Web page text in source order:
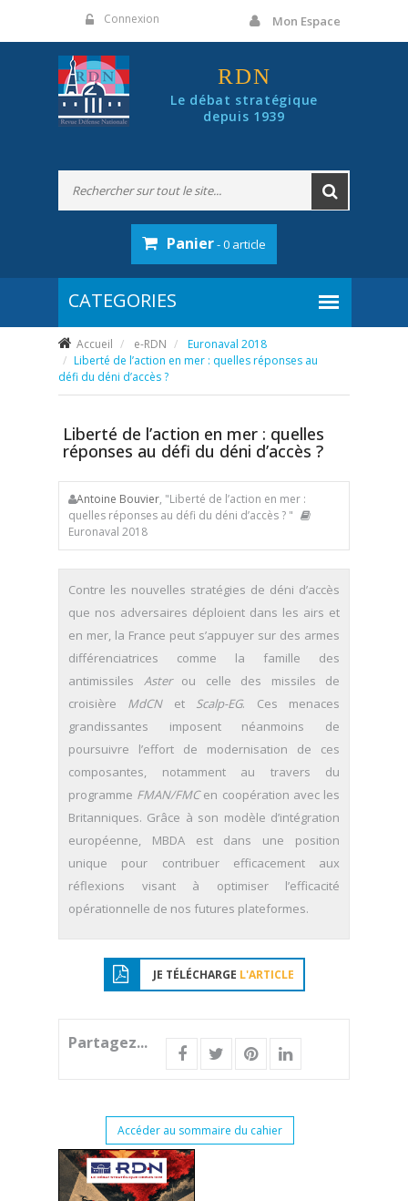
Connexion Mon Espace
RDN
Le débat stratégique
depuis 1939
Panier- 0 article
Accueil e-RDN
Euronaval 2018
Liberté de l’action en mer : quelles réponses au
défi du déni d’accès ?
Liberté de l’action en mer : quelles
réponses au défi du déni d’accès ?
Antoine Bouvier, "Liberté de l’action en mer :
quelles réponses au défi du déni d’accès ? "
Euronaval 2018
Contre les nouvelles stratégies de déni d’accès
que nos adversaires déploient dans les airs et
en mer, la France peut s’appuyer sur des armes
différenciatrices comme la famille des
antimissiles Aster ou celle des missiles de
croisière MdCN et Scalp-EG. Ces menaces
grandissantes imposent néanmoins de
poursuivre l’effort de modernisation de ces
composantes, notamment au travers du
programme FMAN/FMCen coopération avec les
Britanniques. Grâce à son modèle d’intégration
européenne, MBDA est dans une position
unique pour contribuer efficacement aux
réflexions visant à optimiser l’efficacité
opérationnelle de nos futures plateformes.
JE TÉLÉCHARGE L'ARTICLE
Partagez...
Accéder au sommaire du cahier